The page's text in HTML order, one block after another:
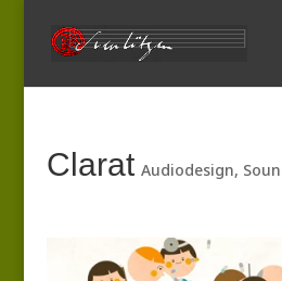
Clarat Audiodesign,